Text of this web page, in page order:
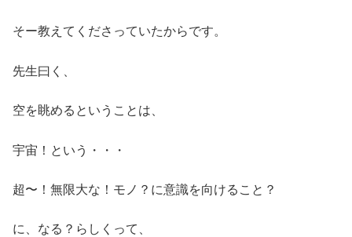
そー教えてくださっていたからです。
先生曰く、
空を眺めるということは、
宇宙！という・・・
超〜！無限大な！モノ？に意識を向けること？
に、なる？らしくって、